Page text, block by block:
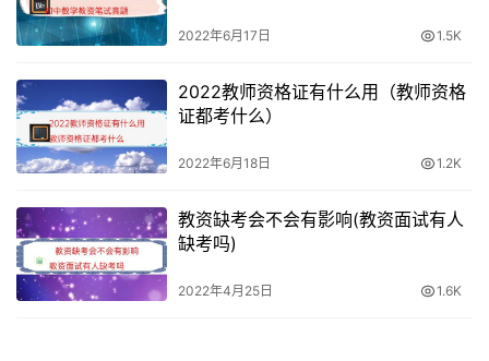
2022年6月17日 1.5K
2022教师资格证有什么用（教师资格
证都考什么）
2022年6月18日 1.2K
教资缺考会不会有影响(教资面试有人
缺考吗)
2022年4月25日 1.6K